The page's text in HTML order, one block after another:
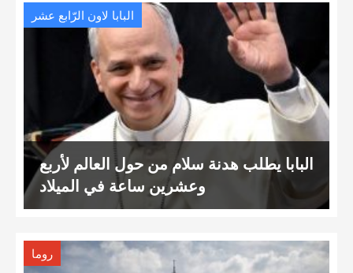
البابا لاون الرّابع عشر
البابا يطلب هدنة سلام من حول العالم لأربع
وعشرين ساعة في الميلاد
روما